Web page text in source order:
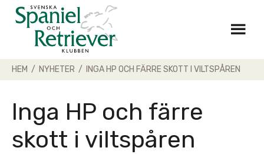
Skip
HEM / NYHETER / INGA HP OCH FÄRRE SKOTT I VILTSPÅREN
Inga HP och färre
skott i viltspåren